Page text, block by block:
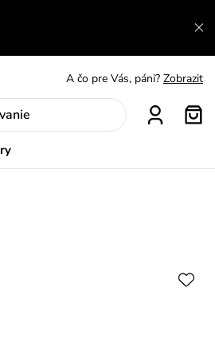
A čo pre Vás, páni? Zobrazit
S čím chybu neurobíš? Pozri
Výmena a vrátenie zadarmo Zobraziť